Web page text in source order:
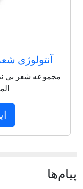
آنتولوژی
پيام‌ها